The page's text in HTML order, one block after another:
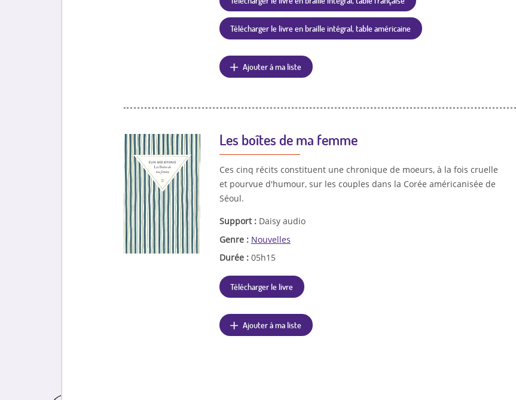
Télécharger le livre en braille intégral, table américaine
Ajouter à ma liste
Les boîtes de ma femme
Ces cinq récits constituent une chronique de moeurs, à la fois cruelle
et pourvue d'humour, sur les couples dans la Corée américanisée de
Séoul.
Support : Daisy audio
Genre : Nouvelles
Durée : 05h15
Télécharger le livre
Ajouter à ma liste